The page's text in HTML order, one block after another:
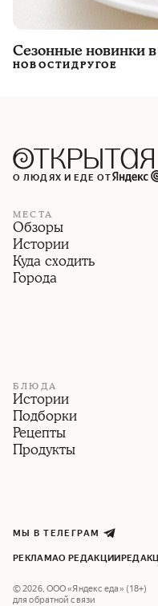
Сезонные новинки
НОВОСТИДРУГОЕ
О ЛЮДЯХ И ЕДЕ ОТ
МЕСТА
Обзоры
Истории
Куда сходить
Города
БЛЮДА
Истории
Подборки
Рецепты
Продукты
МЫ В ТЕЛЕГРАМ
РЕКЛАМАО РЕДАКЦИИ
©2026, ООО «Яндекс еда» (18+)
для обратной связи